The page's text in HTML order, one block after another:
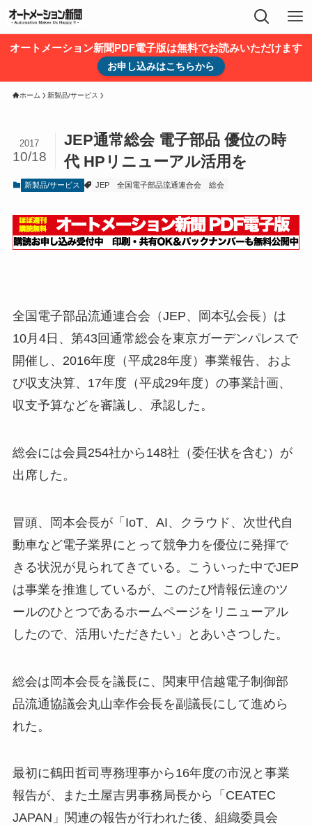
オートメーション新聞PDF電子版は無料でお読みいただけます
お申し込みはこちらから
ホーム 新製品/サービス
JEP通常総会 電子部品 優位の時
代 HPリニューアル活用を
2017
10/18
新製品/サービス JEP 全国電子部品流通連合会 総会
全国電子部品流通連合会（JEP、岡本弘会長）は
10月4日、第43回通常総会を東京ガーデンパレスで
開催し、2016年度（平成28年度）事業報告、およ
び収支決算、17年度（平成29年度）の事業計画、
収支予算などを審議し、承認した。
総会には会員254社から148社（委任状を含む）が
出席した。
冒頭、岡本会長が「IoT、AI、クラウド、次世代自
動車など電子業界にとって競争力を優位に発揮で
きる状況が見られてきている。こういった中でJEP
は事業を推進しているが、このたび情報伝達のツ
ールのひとつであるホームページをリニューアル
したので、活用いただきたい」とあいさつした。
総会は岡本会長を議長に、関東甲信越電子制御部
品流通協議会丸山幸作会長を副議長にして進めら
れた。
最初に鶴田哲司専務理事から16年度の市況と事業
報告が、また土屋吉男事務局長から「CEATEC
JAPAN」関連の報告が行われた後、組織委員会